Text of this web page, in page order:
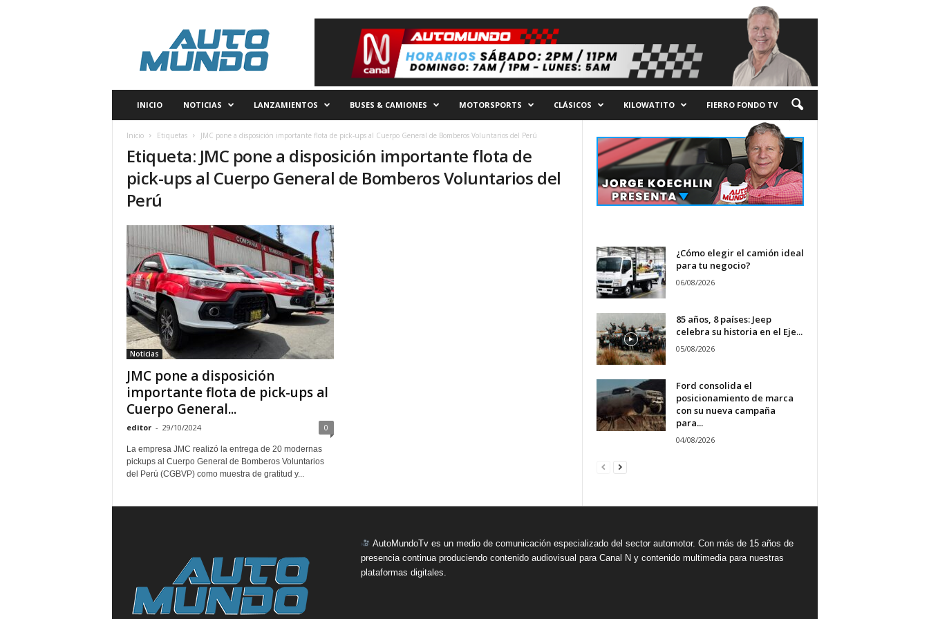
INICIO NOTICIAS LANZAMIENTOS BUSES & CAMIONES MOTORSPORTS CLÁSICOS KILOWATITO FIERRO FONDO TV
Inicio Etiquetas JMC pone a disposición importante flota de pick-ups al Cuerpo General de Bomberos Voluntarios del Perú
Etiqueta: JMC pone a disposición importante flota de
pick-ups al Cuerpo General de Bomberos Voluntarios del
Perú
Noticias
JMC pone a disposición
importante flota de pick-ups al
Cuerpo General...
editor - 29/10/2024 0
La empresa JMC realizó la entrega de 20 modernas
pickups al Cuerpo General de Bomberos Voluntarios
del Perú (CGBVP) como muestra de gratitud y...
¿Cómo elegir el camión ideal
para tu negocio?
06/08/2026
85 años, 8 países: Jeep
celebra su historia en el Eje...
05/08/2026
Ford consolida el
posicionamiento de marca
con su nueva campaña
para...
04/08/2026
AutoMundoTv es un medio de comunicación especializado del sector automotor. Con más de 15 años de
presencia continua produciendo contenido audiovisual para Canal N y contenido multimedia para nuestras
plataformas digitales.